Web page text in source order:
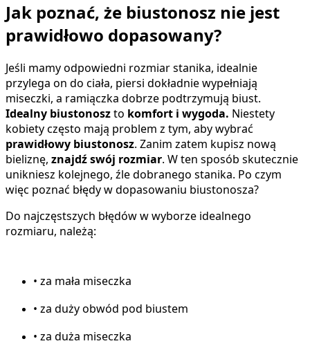
Jak poznać, że biustonosz nie jest
prawidłowo dopasowany?
Jeśli mamy odpowiedni rozmiar stanika, idealnie
przylega on do ciała, piersi dokładnie wypełniają
miseczki, a ramiączka dobrze podtrzymują biust.
Idealny biustonoszto komfort i wygoda. Niestety
kobiety często mają problem z tym, aby wybrać
prawidłowy biustonosz. Zanim zatem kupisz nową
bieliznę, znajdź swój rozmiar. W ten sposób skutecznie
unikniesz kolejnego, źle dobranego stanika. Po czym
więc poznać błędy w dopasowaniu biustonosza?
Do najczęstszych błędów w wyborze idealnego
rozmiaru, należą:
• za mała miseczka
• za duży obwód pod biustem
• za duża miseczka